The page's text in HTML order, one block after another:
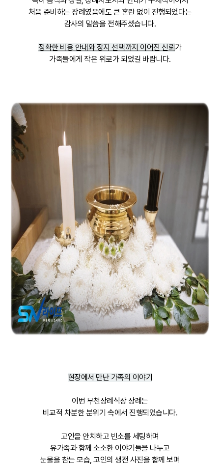
처음 준비하는 장례였음에도 큰 혼란 없이 진행되었다는
감사의 말씀을 전해주셨습니다.
정확한 비용 안내와 장지 선택까지 이어진 신뢰 가
가족들에게 작은 위로가 되었길 바랍니다.
현장에서 만난 가족의 이야기
이번 부천장례식장 장례는
비교적 차분한 분위기 속에서 진행되었습니다.
고인을 안치하고 빈소를 세팅하며
유가족과 함께 소소한 이야기들을 나누고
눈물을 참는 모습, 고인의 생전 사진을 함께 보며